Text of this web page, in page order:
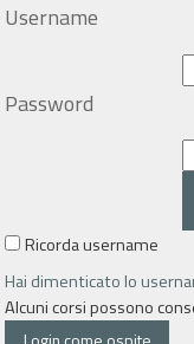
Username
Password
Ricorda username
Hai dimenticato lo
Alcuni corsi possono